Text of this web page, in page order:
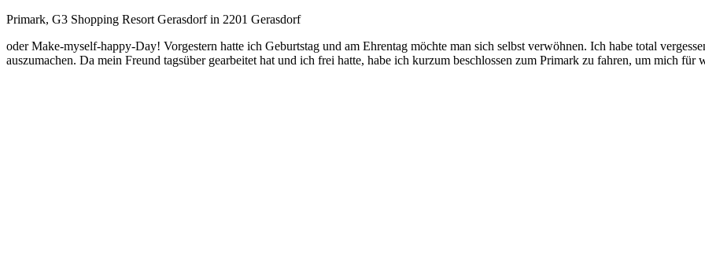
Primark, G3 Shopping Resort Gerasdorf in 2201 Gerasdorf
oder Make-myself-happy-Day! Vorgestern hatte ich Geburtstag und am Ehrentag möchte man sich selbst verwöhnen. Ich habe total
auszumachen. Da mein Freund tagsüber gearbeitet hat und ich frei hatte, habe ich kurzum beschlossen zum Primark zu fahren, um mich für